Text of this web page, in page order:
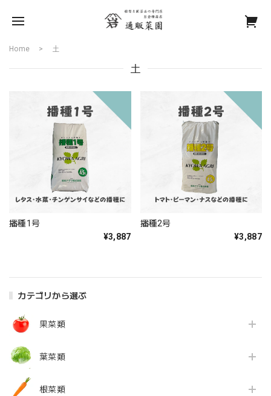
カテゴリから選ぶ
果菜類
葉菜類
根菜類
Home 土
土
播種1号
¥3,887
播種2号
¥3,887